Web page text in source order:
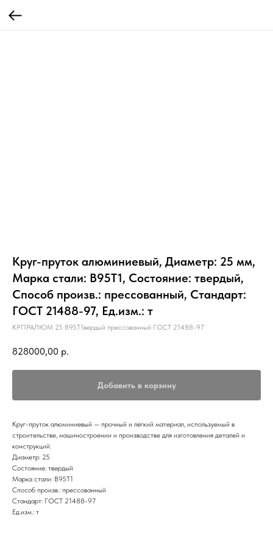
Круг-пруток алюминиевый, Диаметр: 25 мм,
Марка стали: В95Т1, Состояние: твердый,
Способ произв.: прессованный, Стандарт:
ГОСТ 21488-97, Ед.изм.: т
КРПРАЛЮМ 25 В95Т1вердый прессованный ГОСТ 21488-97
828000,00 р.
Добавить в корзину
Круг-пруток алюминиевый — прочный и лёгкий материал, используемый в
строительстве, машиностроении и производстве для изготовления деталей и
конструкций.
Диаметр: 25
Состояние: твердый
Марка стали: В95Т1
Способ произв.: прессованный
Стандарт: ГОСТ 21488-97
Ед.изм.: т